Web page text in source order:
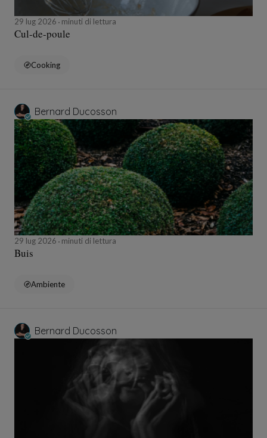
29 lug 2026 minuti di lettura
Cul-de-poule
Cooking
Bernard Ducosson
29 lug 2026 minuti di lettura
Buis
Ambiente
Bernard Ducosson